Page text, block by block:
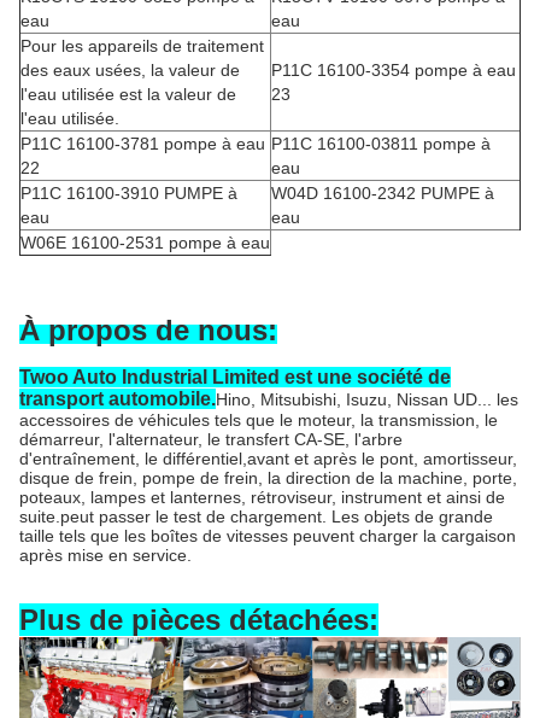
eau
eau
Pour les appareils de traitement
des eaux usées, la valeur de
l'eau utilisée est la valeur de
l'eau utilisée.
P11C 16100-3354 pompe à eau
23
P11C 16100-3781 pompe à eau
22
P11C 16100-03811 pompe à
eau
P11C 16100-3910 PUMPE à
eau
W04D 16100-2342 PUMPE à
eau
W06E 16100-2531 pompe à eau
À propos de nous:
Twoo Auto Industrial Limited est une société de
transport automobile.Hino, Mitsubishi, Isuzu, Nissan UD... les
accessoires de véhicules tels que le moteur, la transmission, le
démarreur, l'alternateur, le transfert CA-SE, l'arbre
d'entraînement, le différentiel,avant et après le pont, amortisseur,
disque de frein, pompe de frein, la direction de la machine, porte,
poteaux, lampes et lanternes, rétroviseur, instrument et ainsi de
suite.peut passer le test de chargement. Les objets de grande
taille tels que les boîtes de vitesses peuvent charger la cargaison
après mise en service.
Plus de pièces détachées: